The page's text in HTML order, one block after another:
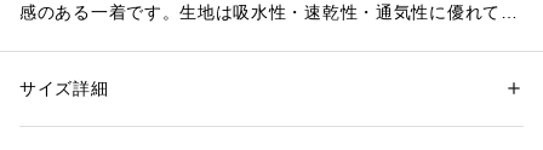
感のある一着です。生地は吸水性・速乾性・通気性に優れてい
り大人カジュアルなアイテムです。
性別：メンズ
素材：身頃：綿60%　ポリエステル40%
サイズ詳細